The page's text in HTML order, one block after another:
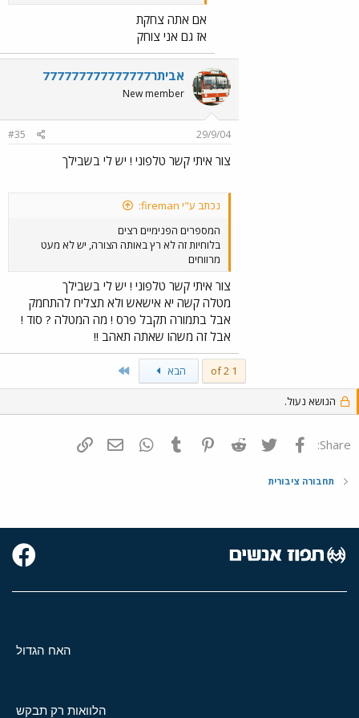
אם אתה צחקת
אז גם אני צוחק
אביתר777777777777777
New member
29/9/04
#35
צור איתי קשר טלפוני ! יש לי בשבילך
נכתב ע"י fireman:
המספרים הפנימיים רצים
בלוחיות זה לא רץ באותה הצורה, יש לא מעט
מרווחים
צור איתי קשר טלפוני ! יש לי בשבילך
מטלה קשה יא אישאש ולא תצליח להתחמק
אבל בתמורה תקבל פרס ! מה המטלה ? סוד !
אבל זה משהו שאתה תאהב !!
1 of 2 הבא
הנושא נעול.
Share: פייסבוק Twitter
Reddit
Pinterest
Tumblr
WhatsAppדואר אלקטרוני
תחבורה ציבורית
האח הגדול
הלוואות רק תבקש